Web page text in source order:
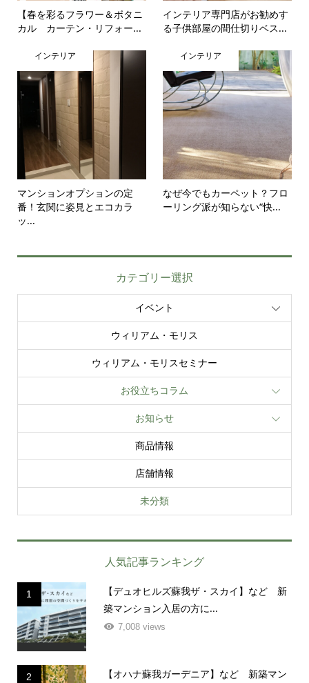
【春を彩るフラワー＆ボタニ
カル カーテン・リフォー...
インテリア専門店がお勧めす
る子供部屋の間仕切りベス...
インテリア
マンションオプションの定
番！玄関に姿見とエコカラ
ッ...
インテリア
なぜ今でもカーペット？フロ
ーリング派が知らない“快...
カテゴリー選択
イベント
ウィリアム・モリス
ウィリアム・モリスセミナー
お役立ちコラム
お知らせ
商品情報
店舗情報
未分類
人気記事ランキング
1
【デュオヒルズ蘇我ザ・スカイ】など 新
築マンション入居の方に...
7,008 views
2
【オハナ蘇我ガーデニア】など 新築マン